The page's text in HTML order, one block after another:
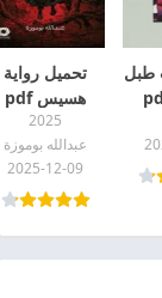
طبل
تحميل رواية
هسيس pdf
2025
عبدالله بوموزة
2025-12-09